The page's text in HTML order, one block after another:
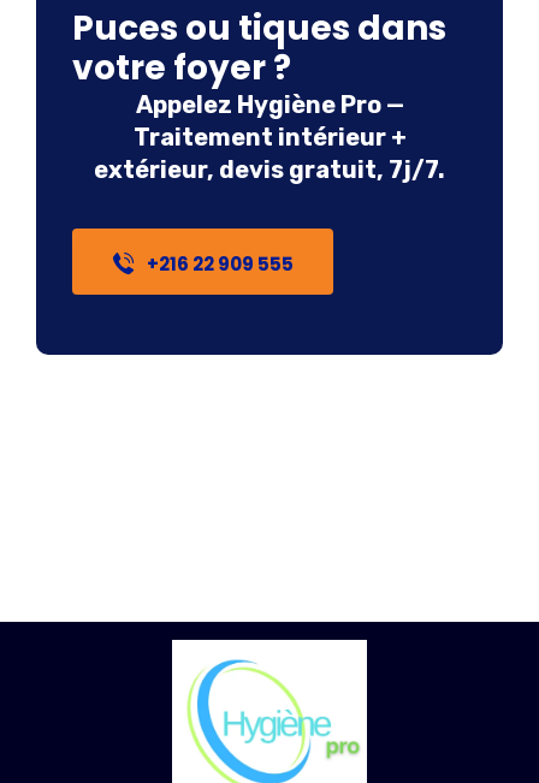
Puces ou tiques dans
votre foyer ?
Appelez Hygiène Pro —
Traitement intérieur +
extérieur, devis gratuit, 7j/7.
+216 22 909 555